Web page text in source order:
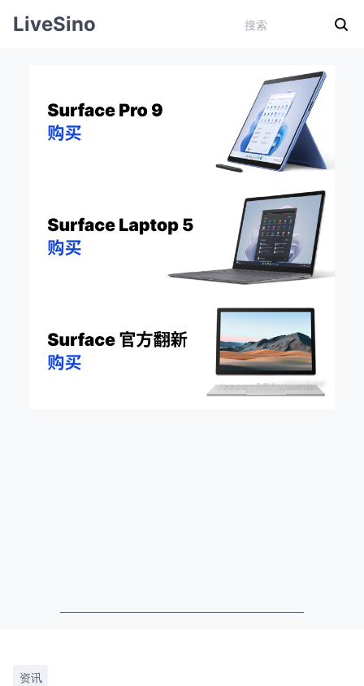
LiveSino
资讯